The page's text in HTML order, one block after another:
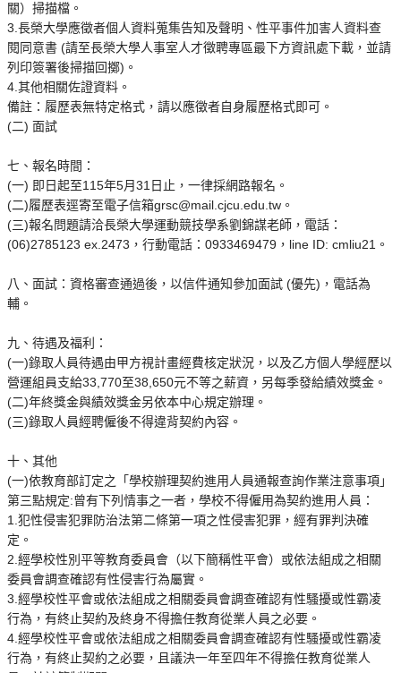
關）掃描檔。
3.長榮大學應徵者個人資料蒐集告知及聲明、性平事件加害人資料查
閱同意書 (請至長榮大學人事室人才徵聘專區最下方資訊處下載，並請
列印簽署後掃描回擲)。
4.其他相關佐證資料。
備註：履歷表無特定格式，請以應徵者自身履歷格式即可。
(二) 面試
七、報名時間：
(一) 即日起至115年5月31日止，一律採網路報名。
(二)履歷表逕寄至電子信箱grsc@mail.cjcu.edu.tw。
(三)報名問題請洽長榮大學運動競技學系劉錦謀老師，電話：
(06)2785123 ex.2473，行動電話：0933469479，line ID: cmliu21。
八、面試：資格審查通過後，以信件通知參加面試 (優先)，電話為
輔。
九、待遇及福利：
(一)錄取人員待遇由甲方視計畫經費核定狀況，以及乙方個人學經歷以
營運組員支給33,770至38,650元不等之薪資，另每季發給績效獎金。
(二)年終獎金與績效獎金另依本中心規定辦理。
(三)錄取人員經聘僱後不得違背契約內容。
十、其他
(一)依教育部訂定之「學校辦理契約進用人員通報查詢作業注意事項」
第三點規定:曾有下列情事之一者，學校不得僱用為契約進用人員：
1.犯性侵害犯罪防治法第二條第一項之性侵害犯罪，經有罪判決確
定。
2.經學校性別平等教育委員會（以下簡稱性平會）或依法組成之相關
委員會調查確認有性侵害行為屬實。
3.經學校性平會或依法組成之相關委員會調查確認有性騷擾或性霸凌
行為，有終止契約及終身不得擔任教育從業人員之必要。
4.經學校性平會或依法組成之相關委員會調查確認有性騷擾或性霸凌
行為，有終止契約之必要，且議決一年至四年不得擔任教育從業人